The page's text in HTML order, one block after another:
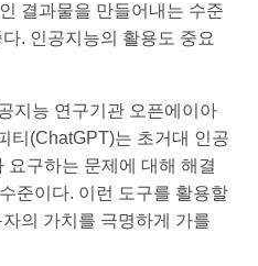
결과물을 만들어내는 수준
. 인공지능의 활용도 중요
지능 연구기관 오픈에이아
티(ChatGPT)는 초거대 인공
요구하는 문제에 대해 해결
준이다. 이런 도구를 활용할
의 가치를 극명하게 가를